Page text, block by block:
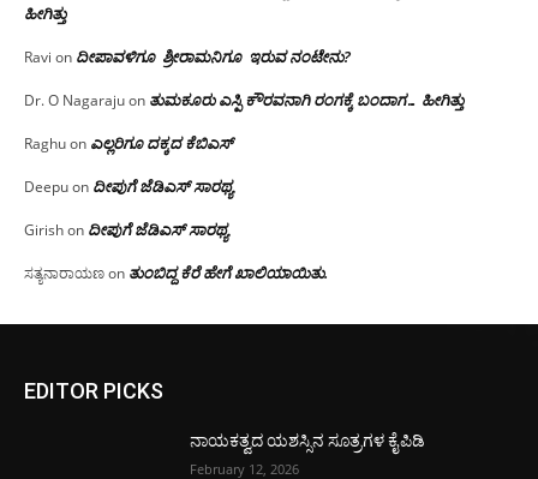
ಹೀಗಿತ್ತು
Ravi on ದೀಪಾವಳಿಗೂ ಶ್ರೀರಾಮನಿಗೂ ಇರುವ ನಂಟೇನು?
Dr. O Nagarajuon ತುಮಕೂರು ಎಸ್ಪಿ ಕೌರವನಾಗಿ ರಂಗಕ್ಕೆ ಬಂದಾಗ… ಹೀಗಿತ್ತು
Raghuon ಎಲ್ಲರಿಗೂ ದಕ್ಕದ ಕೆಬಿಎಸ್
Deepuon ದೀಪುಗೆ ಜೆಡಿಎಸ್ ಸಾರಥ್ಯ
Girishon ದೀಪುಗೆ ಜೆಡಿಎಸ್ ಸಾರಥ್ಯ
ಸತ್ಯನಾರಾಯಣon ತುಂಬಿದ್ದ ಕೆರೆ ಹೇಗೆ ಖಾಲಿಯಾಯಿತು.
EDITOR PICKS
ನಾಯಕತ್ವದ ಯಶಸ್ಸಿನ ಸೂತ್ರಗಳ ಕೈಪಿಡಿ
February 12, 2026